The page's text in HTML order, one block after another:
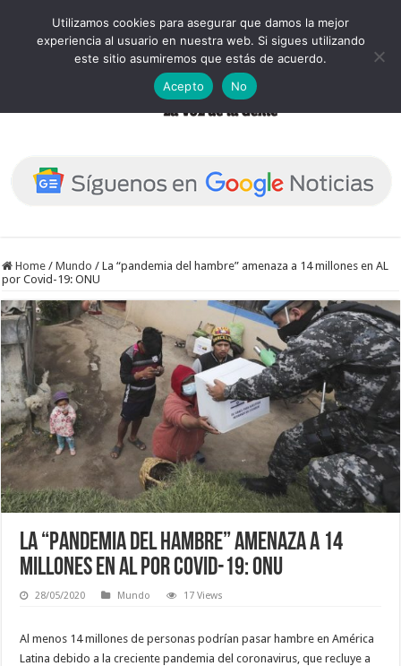
Home / Mundo / La “pandemia del hambre” amenaza a 14 millones en AL
por Covid-19: ONU
La “pandemia del hambre” amenaza a 14
millones en AL por Covid-19: ONU
28/05/2020 Mundo 17 Views
Al menos 14 millones de personas podrían pasar hambre en América
Latina debido a la creciente pandemia del coronavirus, que recluye a
Utilizamos cookies para asegurar que damos la mejor
experiencia al usuario en nuestra web. Si sigues utilizando
este sitio asumiremos que estás de acuerdo.
Acepto
No